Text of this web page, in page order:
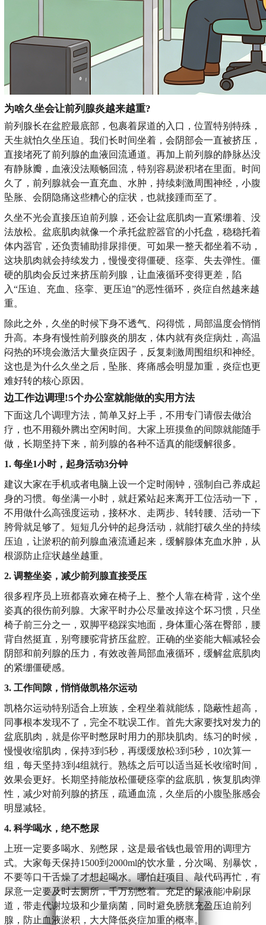
为啥久坐会让前列腺炎越来越重?
前列腺长在盆腔最底部，包裹着尿道的入口，位置特别特殊，
天生就怕久坐压迫。我们长时间坐着，会阴部会一直被挤压，
直接堵死了前列腺的血液回流通道。再加上前列腺的静脉丛没
有静脉瓣，血液没法顺畅回流，特别容易淤积堵在里面。时间
久了，前列腺就会一直充血、水肿，持续刺激周围神经，小腹
坠胀、会阴隐痛这些糟心的症状，也就接踵而至了。
久坐不光会直接压迫前列腺，还会让盆底肌肉一直紧绷着、没
法放松。盆底肌肉就像一个承托盆腔器官的小托盘，稳稳托着
体内器官，还负责辅助排尿排便。可如果一整天都坐着不动，
这块肌肉就会持续发力，慢慢变得僵硬、痉挛、失去弹性。僵
硬的肌肉会反过来挤压前列腺，让血液循环变得更差，陷
入“压迫、充血、痉挛、更压迫”的恶性循环，炎症自然越来越
重。
除此之外，久坐的时候下身不透气、闷得慌，局部温度会悄悄
升高。本身有慢性前列腺炎的朋友，体内就有炎症病灶，高温
闷热的环境会激活大量炎症因子，反复刺激周围组织和神经。
这也是为什么久坐之后，坠胀、疼痛感会明显加重，炎症也更
难好转的核心原因。
边工作边调理!5个办公室就能做的实用方法
下面这几个调理方法，简单又好上手，不用专门请假去做治
疗，也不用额外腾出空闲时间。大家上班摸鱼的间隙就能随手
做，长期坚持下来，前列腺的各种不适真的能缓解很多。
1. 每坐1小时，起身活动3分钟
建议大家在手机或者电脑上设一个定时闹钟，强制自己养成起
身的习惯。每坐满一小时，就赶紧站起来离开工位活动一下，
不用做什么高强度运动，接杯水、走两步、转转腰、活动一下
胯骨就足够了。短短几分钟的起身活动，就能打破久坐的持续
压迫，让淤积的前列腺血液流通起来，缓解腺体充血水肿，从
根源防止症状越坐越重。
2. 调整坐姿，减少前列腺直接受压
很多程序员上班都喜欢瘫在椅子上、整个人靠在椅背，这个坐
姿真的很伤前列腺。大家平时办公尽量改掉这个坏习惯，只坐
椅子前三分之一，双脚平稳踩实地面，身体重心落在臀部，腰
背自然挺直，别弯腰驼背挤压盆腔。正确的坐姿能大幅减轻会
阴部和前列腺的压力，有效改善局部血液循环，缓解盆底肌肉
的紧绷僵硬感。
3. 工作间隙，悄悄做凯格尔运动
凯格尔运动特别适合上班族，全程坐着就能练，隐蔽性超高，
同事根本发现不了，完全不耽误工作。首先大家要找对发力的
盆底肌肉，就是你平时憋尿时用力的那块肌肉。练习的时候，
慢慢收缩肌肉，保持3到5秒，再缓缓放松3到5秒，10次算一
组，每天坚持3到4组就行。熟练之后可以适当延长收缩时间，
效果会更好。长期坚持能放松僵硬痉挛的盆底肌，恢复肌肉弹
性，减少对前列腺的挤压，疏通血流，久坐后的小腹坠胀感会
明显减轻。
4. 科学喝水，绝不憋尿
上班一定要多喝水、别憋尿，这是最省钱也最管用的调理方
式。大家每天保持1500到2000ml的饮水量，分次喝、别暴饮，
不要等口干舌燥了才想起喝水。哪怕赶项目、敲代码再忙，有
尿意一定要及时去厕所，千万别憋着。充足的尿液能冲刷尿
道，带走代谢垃圾和少量病菌，同时避免膀胱充盈压迫前列
腺，防止血液淤积，大大降低炎症加重的概率。